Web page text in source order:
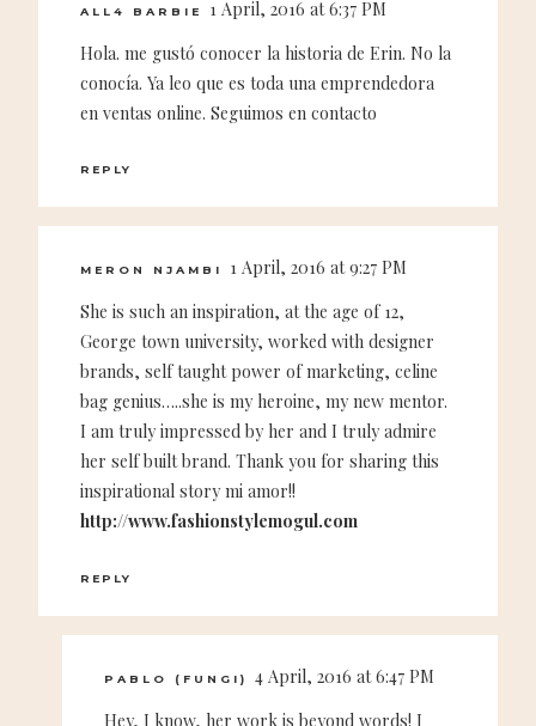
ALL4 BARBIE
1 April, 2016 at 6:37 PM
Hola. me gustó conocer la historia de Erin. No la
conocía. Ya leo que es toda una emprendedora
en ventas online. Seguimos en contacto
REPLY
MERON NJAMBI
1 April, 2016 at 9:27 PM
She is such an inspiration, at the age of 12,
George town university, worked with designer
brands, self taught power of marketing, celine
bag genius…..she is my heroine, my new mentor.
I am truly impressed by her and I truly admire
her self built brand. Thank you for sharing this
inspirational story mi amor!!
http://www.fashionstylemogul.com
REPLY
PABLO (FUNGI)
4 April, 2016 at 6:47 PM
Hey, I know, her work is beyond words! I